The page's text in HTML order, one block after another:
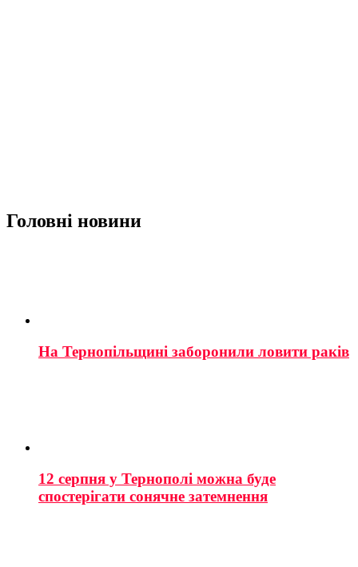
Головні новини
На Тернопільщині заборонили ловити раків
12 серпня у Тернополі можна буде
спостерігати сонячне затемнення